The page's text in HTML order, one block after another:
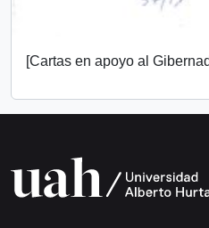
[Cartas en apoyo al